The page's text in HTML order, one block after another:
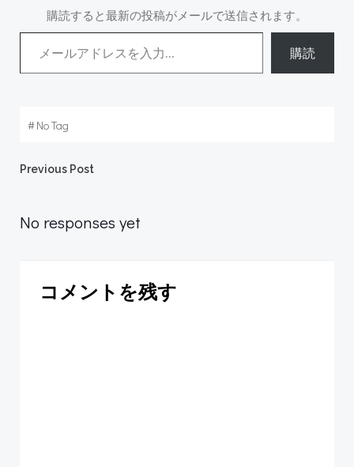
購読すると最新の投稿がメールで送信されます。
メールアドレスを入力...
購読
#No Tag
Post
navigation
Previous Post
No responses yet
コメントを残す